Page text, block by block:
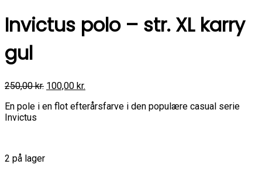
Invictus polo – str. XL karry
gul
250,00kr. 100,00 kr.
En pole i en flot efterårsfarve i den populære casual serie
Invictus
2 på lager